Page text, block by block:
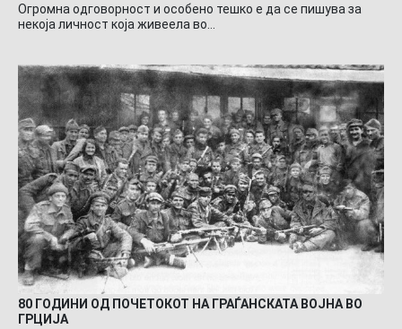
Огромна одговорност и особено тешко е да се пишува за
некоја личност која живеела во…
80 ГОДИНИ ОД ПОЧЕТОКОТ НА ГРАЃАНСКАТА ВОЈНА ВО
ГРЦИЈА